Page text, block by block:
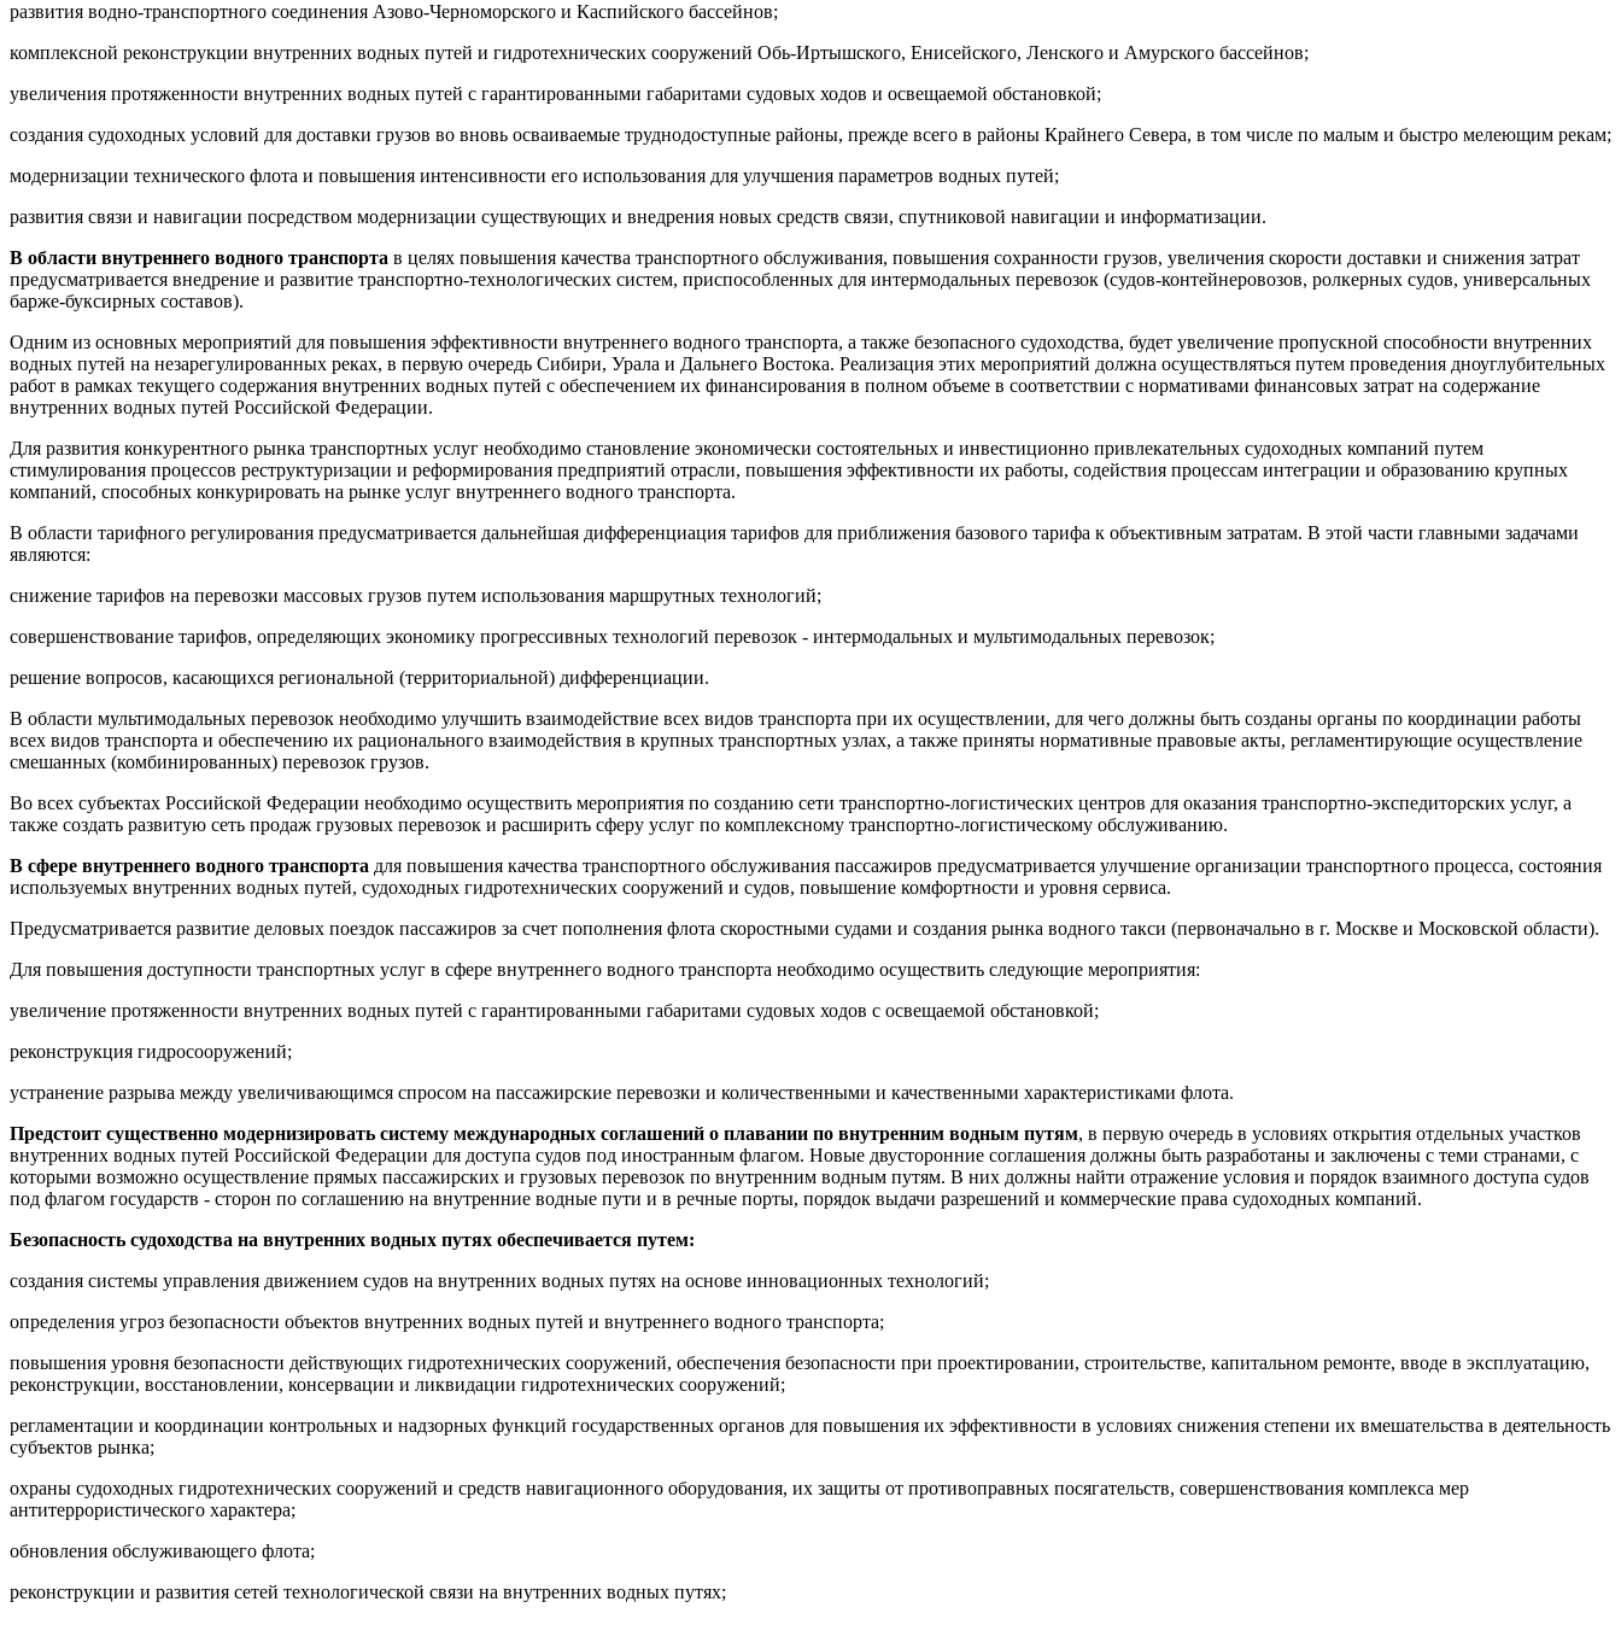
развития водно-транспортного соединения Азово-Черноморского и Каспийского бассейнов;
комплексной реконструкции внутренних водных путей и гидротехнических сооружений Обь-Иртышского, Енисейского, Ленского и Амурского бассейнов;
увеличения протяженности внутренних водных путей с гарантированными габаритами судовых ходов и освещаемой обстановкой;
создания судоходных условий для доставки грузов во вновь осваиваемые труднодоступные районы, прежде всего в районы Крайнего Севера, в том числе по малым и быстро мелеющим рекам;
модернизации технического флота и повышения интенсивности его использования для улучшения параметров водных путей;
развития связи и навигации посредством модернизации существующих и внедрения новых средств связи, спутниковой навигации и информатизации.
В области внутреннего водного транспорта в целях повышения качества транспортного обслуживания, повышения сохранности грузов, увеличения скорости доставки и снижения затрат
предусматривается внедрение и развитие транспортно-технологических систем, приспособленных для интермодальных перевозок (судов-контейнеровозов, ролкерных судов, универсальных
барже-буксирных составов).
Одним из основных мероприятий для повышения эффективности внутреннего водного транспорта, а также безопасного судоходства, будет увеличение пропускной способности внутренних
водных путей на незарегулированных реках, в первую очередь Сибири, Урала и Дальнего Востока. Реализация этих мероприятий должна осуществляться путем проведения дноуглубительных
работ в рамках текущего содержания внутренних водных путей с обеспечением их финансирования в полном объеме в соответствии с нормативами финансовых затрат на содержание
внутренних водных путей Российской Федерации.
Для развития конкурентного рынка транспортных услуг необходимо становление экономически состоятельных и инвестиционно привлекательных судоходных компаний путем
стимулирования процессов реструктуризации и реформирования предприятий отрасли, повышения эффективности их работы, содействия процессам интеграции и образованию крупных
компаний, способных конкурировать на рынке услуг внутреннего водного транспорта.
В области тарифного регулирования предусматривается дальнейшая дифференциация тарифов для приближения базового тарифа к объективным затратам. В этой части главными задачами
являются:
снижение тарифов на перевозки массовых грузов путем использования маршрутных технологий;
совершенствование тарифов, определяющих экономику прогрессивных технологий перевозок - интермодальных и мультимодальных перевозок;
решение вопросов, касающихся региональной (территориальной) дифференциации.
В области мультимодальных перевозок необходимо улучшить взаимодействие всех видов транспорта при их осуществлении, для чего должны быть созданы органы по координации работы
всех видов транспорта и обеспечению их рационального взаимодействия в крупных транспортных узлах, а также приняты нормативные правовые акты, регламентирующие осуществление
смешанных (комбинированных) перевозок грузов.
Во всех субъектах Российской Федерации необходимо осуществить мероприятия по созданию сети транспортно-логистических центров для оказания транспортно-экспедиторских услуг, а
также создать развитую сеть продаж грузовых перевозок и расширить сферу услуг по комплексному транспортно-логистическому обслуживанию.
В сфере внутреннего водного транспорта для повышения качества транспортного обслуживания пассажиров предусматривается улучшение организации транспортного процесса, состояния
используемых внутренних водных путей, судоходных гидротехнических сооружений и судов, повышение комфортности и уровня сервиса.
Предусматривается развитие деловых поездок пассажиров за счет пополнения флота скоростными судами и создания рынка водного такси (первоначально в г. Москве и Московской области).
Для повышения доступности транспортных услуг в сфере внутреннего водного транспорта необходимо осуществить следующие мероприятия:
увеличение протяженности внутренних водных путей с гарантированными габаритами судовых ходов с освещаемой обстановкой;
реконструкция гидросооружений;
устранение разрыва между увеличивающимся спросом на пассажирские перевозки и количественными и качественными характеристиками флота.
Предстоит существенно модернизировать систему международных соглашений о плавании по внутренним водным путям, в первую очередь в условиях открытия отдельных участков
внутренних водных путей Российской Федерации для доступа судов под иностранным флагом. Новые двусторонние соглашения должны быть разработаны и заключены с теми странами, с
которыми возможно осуществление прямых пассажирских и грузовых перевозок по внутренним водным путям. В них должны найти отражение условия и порядок взаимного доступа судов
под флагом государств - сторон по соглашению на внутренние водные пути и в речные порты, порядок выдачи разрешений и коммерческие права судоходных компаний.
Безопасность судоходства на внутренних водных путях обеспечивается путем:
создания системы управления движением судов на внутренних водных путях на основе инновационных технологий;
определения угроз безопасности объектов внутренних водных путей и внутреннего водного транспорта;
повышения уровня безопасности действующих гидротехнических сооружений, обеспечения безопасности при проектировании, строительстве, капитальном ремонте, вводе в эксплуатацию,
реконструкции, восстановлении, консервации и ликвидации гидротехнических сооружений;
регламентации и координации контрольных и надзорных функций государственных органов для повышения их эффективности в условиях снижения степени их вмешательства в деятельность
субъектов рынка;
охраны судоходных гидротехнических сооружений и средств навигационного оборудования, их защиты от противоправных посягательств, совершенствования комплекса мер
антитеррористического характера;
обновления обслуживающего флота;
реконструкции и развития сетей технологической связи на внутренних водных путях;